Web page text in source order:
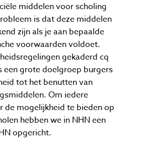
middelen voor scholing
is dat deze middelen
zijn als je aan bepaalde
voorwaarden voldoet.
gekaderd cq
een grote doelgroep burgers
tot het benutten van
Om iedere
de mogelijkheid te bieden op
hebben we in NHN een
opgericht.